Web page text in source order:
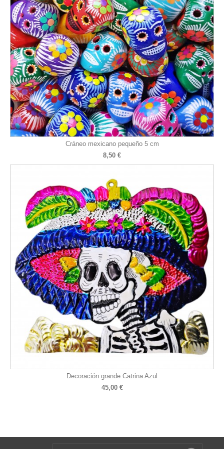
Cráneo mexicano pequeño 5 cm
8,50 €
Decoración grande Catrina Azul
45,00 €